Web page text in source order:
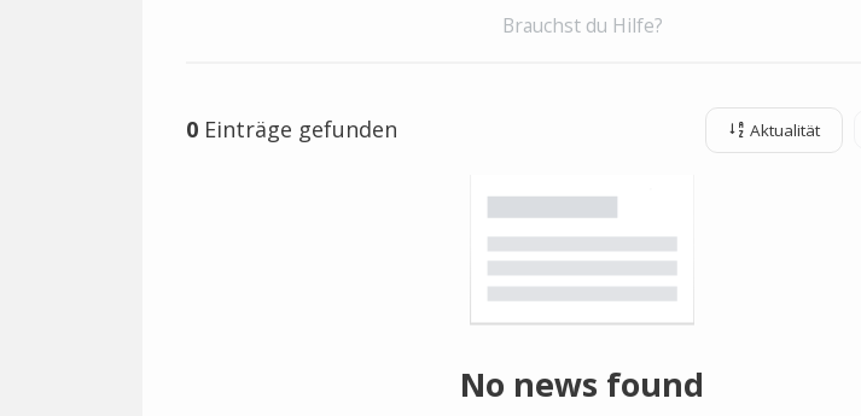
Brauchst du Hilfe?
0 Einträge gefunden Aktualität
No news found